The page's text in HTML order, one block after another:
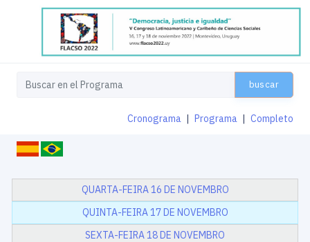
buscar
Cronograma | Programa | Completo
QUARTA-FEIRA 16 DE NOVEMBRO
QUINTA-FEIRA 17 DE NOVEMBRO
SEXTA-FEIRA 18 DE NOVEMBRO